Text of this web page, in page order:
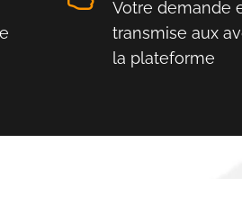
Votre demande
transmise aux
la plateforme